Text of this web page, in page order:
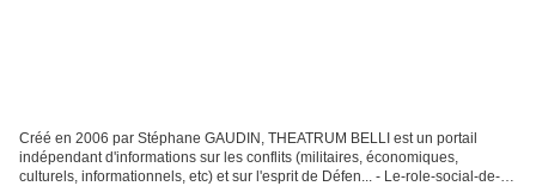
Créé en 2006 par Stéphane GAUDIN, THEATRUM BELLI est un portail
indépendant d'informations sur les conflits (militaires, économiques,
culturels, informationnels, etc) et sur l'esprit de Défen... - Le-role-social-de-